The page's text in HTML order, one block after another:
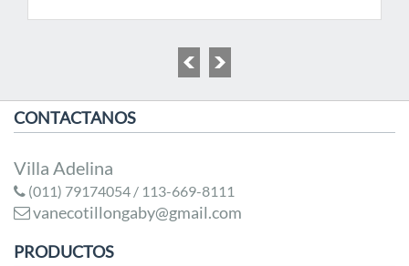
CONTACTANOS
Villa Adelina
(011) 79174054 / 113-669-8111
vanecotillongaby@gmail.com
PRODUCTOS